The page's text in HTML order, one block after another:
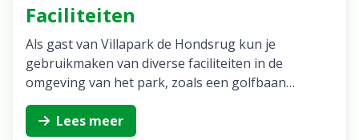
Faciliteiten
Als gast van Villapark de Hondsrug kun je
gebruikmaken van diverse faciliteiten in de
omgeving van het park, zoals een golfbaan…
Lees meer